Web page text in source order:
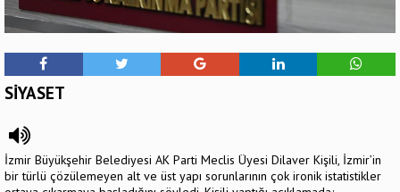
SİYASET
İzmir Büyükşehir Belediyesi AK Parti Meclis Üyesi Dilaver Kişili, İzmir’in
bir türlü çözülemeyen alt ve üst yapı sorunlarının çok ironik istatistikler